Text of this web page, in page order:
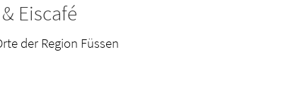
Eiscafé
der Region Füssen